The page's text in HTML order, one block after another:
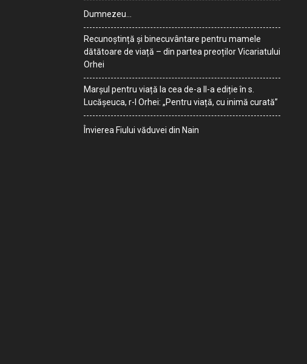
Dumnezeu…
Recunoștință și binecuvântare pentru mamele
dătătoare de viață – din partea preoților Vicariatului
Orhei
Marșul pentru viață la cea de-a II-a ediție în s.
Lucășeuca, r-l Orhei: „Pentru viață, cu inimă curată”
Învierea Fiului văduvei din Nain